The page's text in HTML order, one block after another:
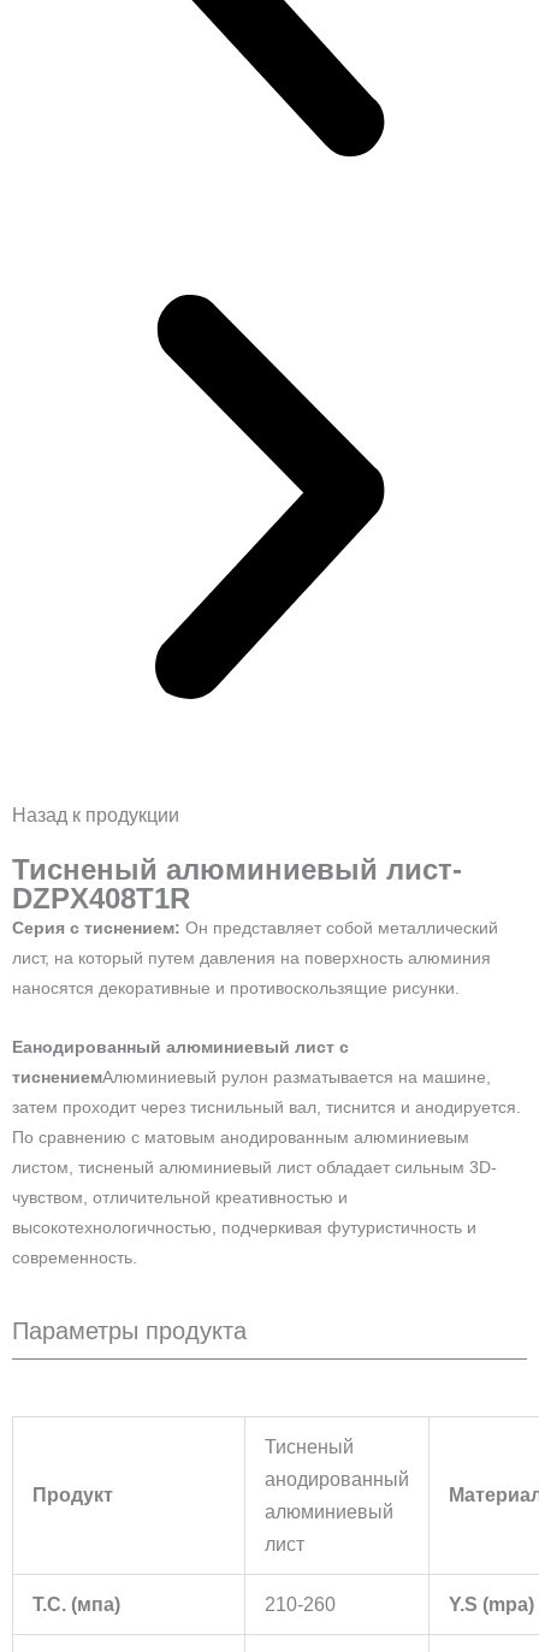
Назад к продукции
Тисненый алюминиевый лист-
DZPX408T1R
Серия с тиснением: Он представляет собой металлический
лист, на который путем давления на поверхность алюминия
наносятся декоративные и противоскользящие рисунки.
Eанодированный алюминиевый лист с
тиснениемАлюминиевый рулон разматывается на машине,
затем проходит через тиснильный вал, тиснится и анодируется.
По сравнению с матовым анодированным алюминиевым
листом, тисненый алюминиевый лист обладает сильным 3D-
чувством, отличительной креативностью и
высокотехнологичностью, подчеркивая футуристичность и
современность.
Параметры продукта
Продукт
Тисненый
анодированный
алюминиевый
лист
Т.С. (мпа) 210-260 Y.S (mpa)